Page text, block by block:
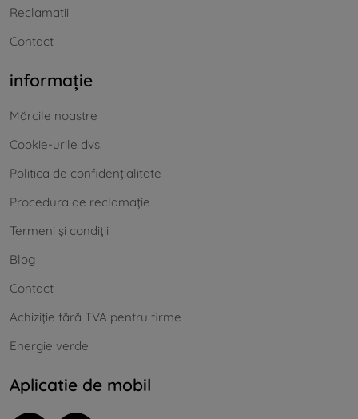
Reclamatii
Contact
informație
Mărcile noastre
Cookie-urile dvs.
Politica de confidențialitate
Procedura de reclamație
Termeni și condiții
Blog
Contact
Achiziție fără TVA pentru firme
Energie verde
Aplicatie de mobil